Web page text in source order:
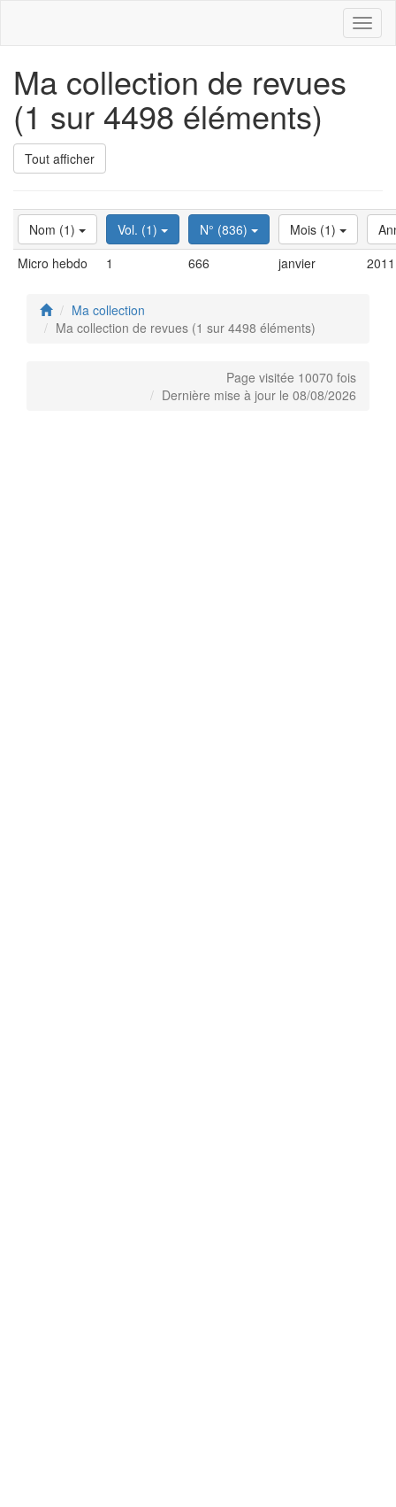
Ma collection de revues
(1 sur 4498 éléments)
Tout afficher
Nom (1) Vol. (1) N° (836) Mois (1)
Micro hebdo
1 666 janvier 2011
Ma collection
Ma collection de revues (1 sur 4498 éléments)
Page visitée 10070 fois
Dernière mise à jour le 08/08/2026